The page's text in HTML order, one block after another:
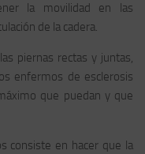
la movilidad en las
de la cadera.
piernas rectas y juntas,
enfermos de esclerosis
que puedan y que
consiste en hacer que la